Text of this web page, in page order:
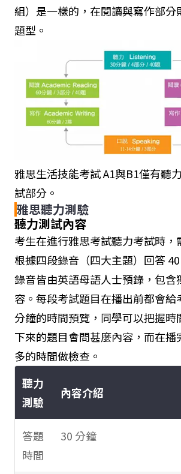
英國簽
證雅思
訓練
組）
移民海
國及其
家)
V V
考試 A1
家庭及
國簽證
V
雅思生
活技能
考試 B1
工作、
短期居
留英國
簽證
組）是一樣的，在閱讀與寫作部分
題型。
雅思生活技能考試 A1與B1僅有聽
試部分。
雅思聽力測驗
聽力測試內容
考生在進行雅思考試聽力考試時，
根據四段錄音（四大主題）回答
錄音皆由英語母語人士預錄，包含
容。每段考試題目在播出前都會給
分鐘的時間預覽，同學可以把握時
下來的題目會問甚麼內容，而在播
多的時間做檢查。
聽力
測驗
內容介紹
答題
時間
30 分鐘